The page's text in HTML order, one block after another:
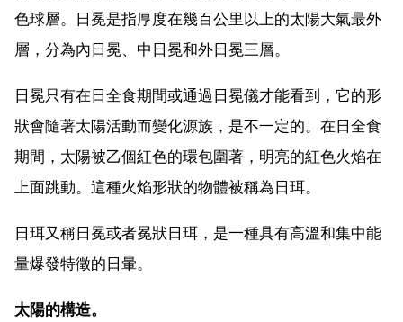
色球層。日冕是指厚度在幾百公里以上的太陽大氣最外
層，分為內日冕、中日冕和外日冕三層。
日冕只有在日全食期間或通過日冕儀才能看到，它的形
狀會隨著太陽活動而變化源族，是不一定的。在日全食
期間，太陽被乙個紅色的環包圍著，明亮的紅色火焰在
上面跳動。這種火焰形狀的物體被稱為日珥。
日珥又稱日冕或者冕狀日珥，是一種具有高溫和集中能
量爆發特徵的日暈。
太陽的構造。